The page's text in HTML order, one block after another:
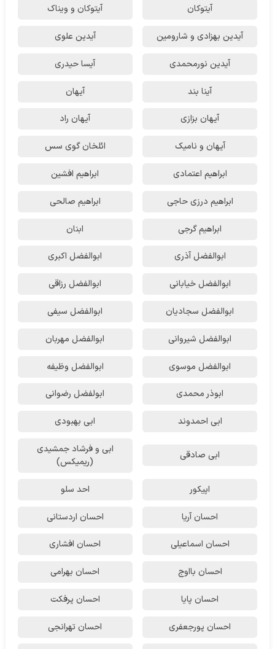
آیتوکان آیتوکان و ویناک
آیدین بهزادی و شارومین آیدین علوی
آیدین نورمحمدی آیسا حیدری
آینا بند آیهان
آیهان بزازی آیهان راد
آیهان و نامیک ائلخان گوی سس
ابراهیم اعتمادی ابراهیم افشین
ابراهیم درزی حاجی ابراهیم صالحی
ابراهیم گرجی ابنان
ابوالفضل آذری ابوالفضل اکبری
ابوالفضل خیابانی ابوالفضل رزاقی
ابوالفضل سجادیان ابوالفضل سیفی
ابوالفضل شیروانی ابوالفضل مهربان
ابوالفضل موسوی ابوالفضل وظیفه
ابوذر محمدی ابولفضل رضوانی
ابی احمدوند ابی بهبودی
ابی صادقی
ابی و فرشاد جمشیدی
(ریمیکس)
اپیکور احد سلو
احسان آریا احسان اردستانی
احسان اسماعیلی احسان افشاری
احسان بااوج احسان بهرامی
احسان پایا احسان پرفکت
احسان پورجعفری احسان تهرانجی